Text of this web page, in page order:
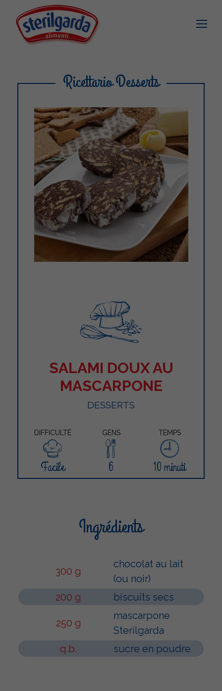
Ricettario Desserts
SALAMI DOUX AU
MASCARPONE
DESSERTS
DIFFICULTÉ GENS TEMPS
Facile 6 10 minuti
Ingrédients
300 g
chocolat au lait
(ou noir)
200 g
biscuits secs
250 g
mascarpone
Sterilgarda
q.b.
sucre en poudre